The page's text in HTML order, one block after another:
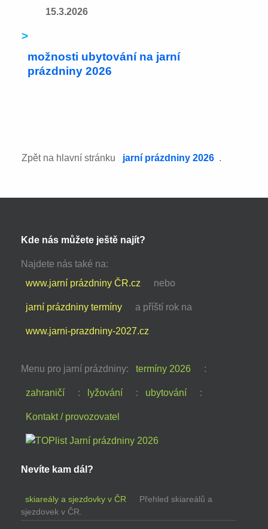
15.3.2026
>
možnosti ubytování na jarní
prázdniny 2026
Zpět na hlavní stránku jarní prázdniny 2026 .
Kde nás můžete ještě najít?
Najdete nás také na:
www.jarní prázdniny ČR.cz
nebo
jarní prázdniny termíny a příští rok na
www.jarni-prazdniny-2027.cz
Menu pro jarní prázdniny: termíny 2026 :
zahraničí : lyžování : ubytování :
Kontakt / provozovatel
Nevíte kam dál?
skiareály a sjezdovky v ČR
Přehled skiareálů a
sjezdovek v ČR.